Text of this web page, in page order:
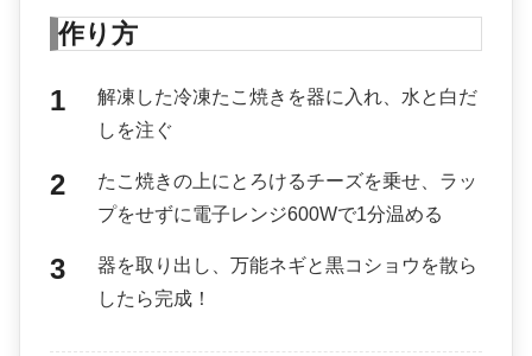
作り方
解凍した冷凍たこ焼きを器に入れ、水と白だ
しを注ぐ
たこ焼きの上にとろけるチーズを乗せ、ラッ
プをせずに電子レンジ600Wで1分温める
器を取り出し、万能ネギと黒コショウを散ら
したら完成！